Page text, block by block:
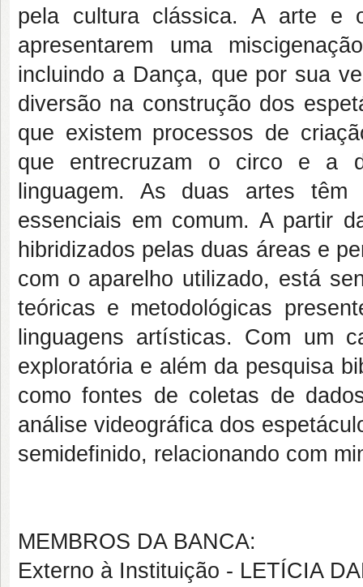
pela cultura clássica. A arte e
apresentarem uma
incluindo a Dança, que por sua
diversão na construção dos
que existem processos de
que entrecruzam o circo e a
linguagem. As duas artes
essenciais em comum. A partir
hibridizados pelas duas áreas e
com o aparelho utilizado, está
teóricas e metodológicas
linguagens artísticas. Com um
exploratória e além da pesquisa
como fontes de coletas de
análise videográfica dos
semidefinido, relacionando com
MEMBROS DA BANCA:
Externo à Instituição - LETÍCIA